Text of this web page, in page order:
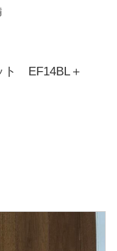
ト EF14BL＋